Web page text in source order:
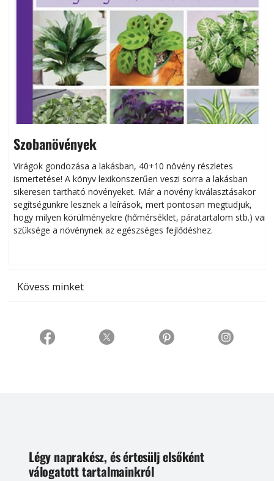
Szobanövények
Virágok gondozása a lakásban, 40+10 növény részletes
ismertetése! A könyv lexikonszerűen veszi sorra a lakásban
sikeresen tart­ha­tó növényeket. Már a növény kiválasztásakor
segítségünkre lesznek a leírások, mert pontosan megtudjuk,
hogy milyen körülményekre (hőmérséklet, páratartalom stb.) van
szüksége a növénynek az egészséges fejlődéshez.
Kövess minket
Légy naprakész, és értesülj elsőként
válogatott tartalmainkról